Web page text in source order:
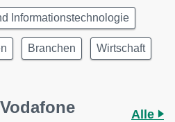
Informationstechnologie
Branchen Wirtschaft
Alle